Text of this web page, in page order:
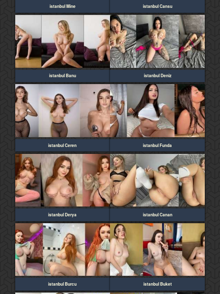
istanbul Mine istanbul Cansu
istanbul Banu istanbul Deniz
istanbul Ceren istanbul Funda
istanbul Derya istanbul Canan
istanbul Burcu istanbul Buket